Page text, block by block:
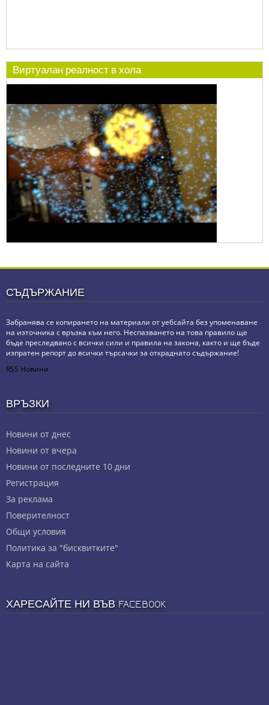
Виртуалан реалност в хола
СЪДЪРЖАНИЕ
Забранява се копирането на материали от уебсайта без упоменаване
на източника с връзка към него. Неспазването на това правило ще
бъде преследвано с всички сили и правила на закона, както и ще бъде
изпратен репорт до всички търсачки за откраднато съдържание!
RSS Новини
ВРЪЗКИ
Новини от днес
Новини от вчера
Новини от последните 10 дни
Регистрация
За реклама
Πoвepитeлнocт
Общи условия
Политика за "бисквитките"
Карта на сайта
ХАРЕСАЙТЕ НИ ВЪВ FACEBOOK